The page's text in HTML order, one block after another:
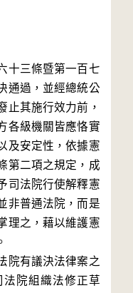
十三條暨第一百七
通過，並經總統公
止其施行效力前，
各級機關皆應恪實
及安定性，依據憲
第二項之規定，成
司法院行使解釋憲
非普通法院，而是
理之，藉以維護憲
院有議決法律案之
院組織法修正草